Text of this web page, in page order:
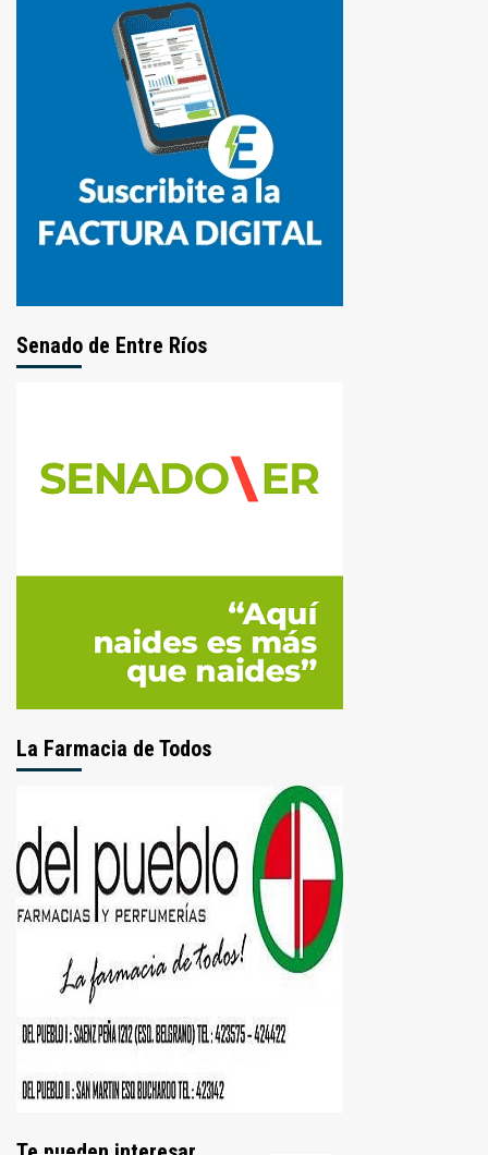
Senado de Entre Ríos
La Farmacia de Todos